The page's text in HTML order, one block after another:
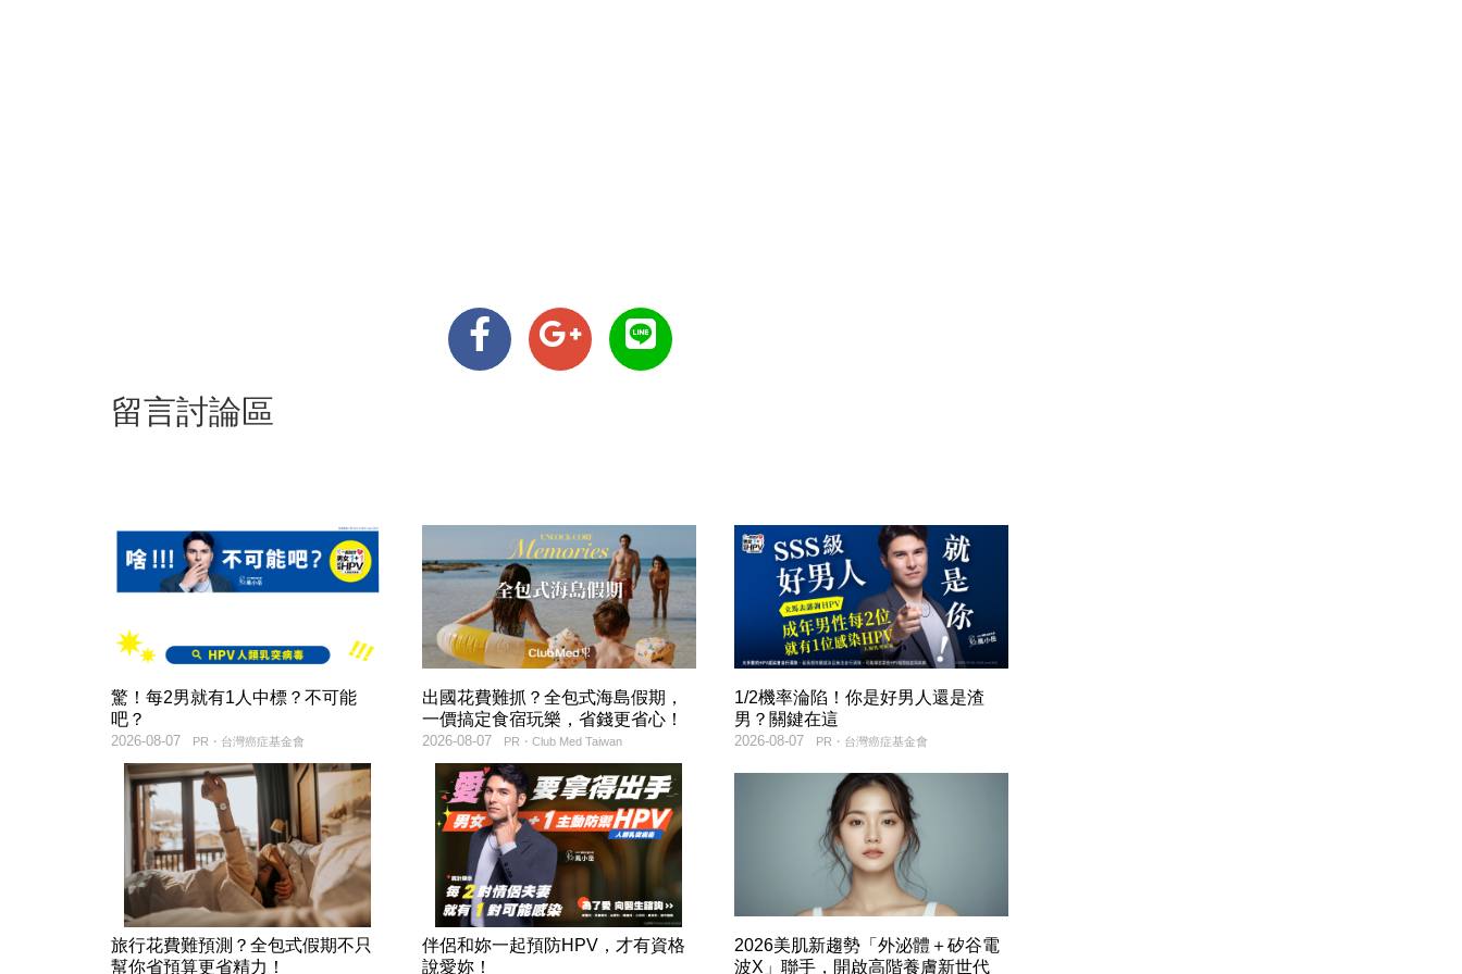
留言討論區
驚！每2男就有1人中標？不可能
吧？
PR・台灣癌症基金會
2026-08-07
出國花費難抓？全包式海島假期，
一價搞定食宿玩樂，省錢更省心！
PR・Club Med Taiwan
2026-08-07
1/2機率淪陷！你是好男人還是渣
男？關鍵在這
PR・台灣癌症基金會
2026-08-07
旅行花費難預測？全包式假期不只
幫你省預算更省精力！
伴侶和妳一起預防HPV，才有資格
說愛妳！
2026美肌新趨勢「外泌體＋矽谷電
波X」聯手，開啟高階養膚新世代